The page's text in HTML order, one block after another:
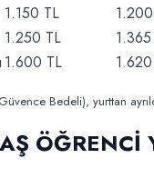
1.150 TL
1.250 TL
1.600 TL
Bedeli), yurttan
ÖĞRENCİ